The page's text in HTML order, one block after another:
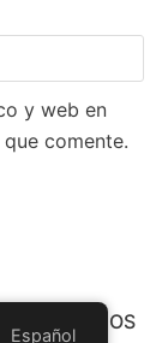
y web en
comente.
DERECHOS
Español